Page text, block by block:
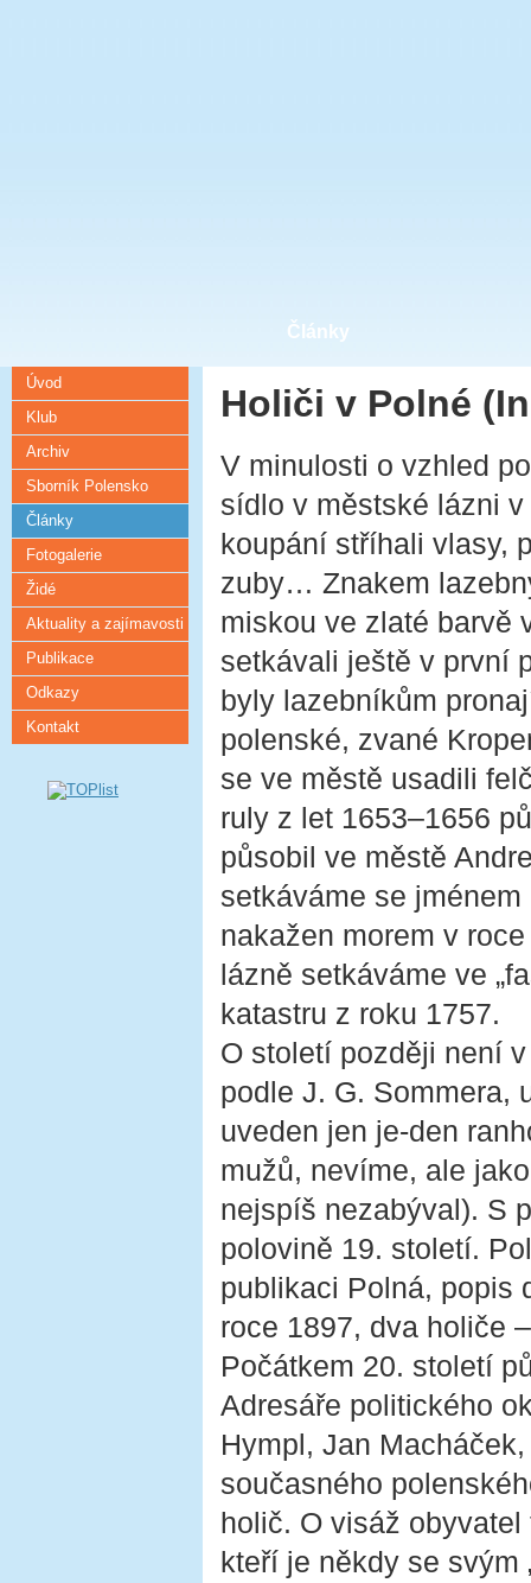
Články
Úvod
Klub
Archiv
Sborník Polensko
Články
Fotogalerie
Židé
Aktuality a zajímavosti
Publikace
Odkazy
Kontakt
Holiči v Polné
V minulosti o vzhled
sídlo v městské lázni
koupání stříhali vlasy,
zuby… Znakem
miskou ve zlaté barvě
setkávali ještě v první
byly lazebníkům
polenské, zvané
se ve městě usadili
ruly z let 1653–1656
působil ve městě
setkáváme se
nakažen morem v
lázně setkáváme ve
katastru z roku 1757.
O století později není
podle J. G. Sommera,
uveden jen je-den
mužů, nevíme, ale
nejspíš nezabýval). S
polovině 19. století.
publikaci Polná, popis
roce 1897, dva holiče
Počátkem 20. století
Adresáře politického
Hympl, Jan
současného
holič. O visáž
kteří je někdy se svým